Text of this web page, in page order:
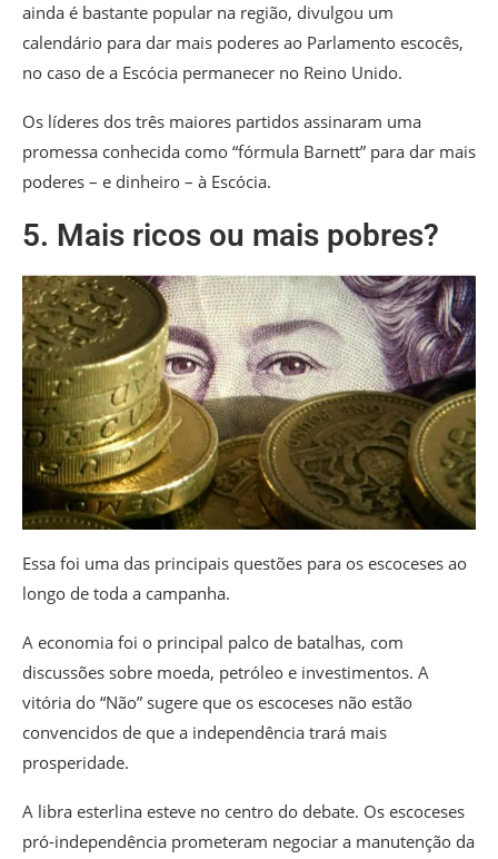
ainda é bastante popular na região, divulgou um
calendário para dar mais poderes ao Parlamento escocês,
no caso de a Escócia permanecer no Reino Unido.
Os líderes dos três maiores partidos assinaram uma
promessa conhecida como “fórmula Barnett” para dar mais
poderes – e dinheiro – à Escócia.
5. Mais ricos ou mais pobres?
Essa foi uma das principais questões para os escoceses ao
longo de toda a campanha.
A economia foi o principal palco de batalhas, com
discussões sobre moeda, petróleo e investimentos. A
vitória do “Não” sugere que os escoceses não estão
convencidos de que a independência trará mais
prosperidade.
A libra esterlina esteve no centro do debate. Os escoceses
pró-independência prometeram negociar a manutenção da